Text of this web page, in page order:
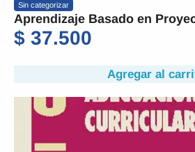
Sin categorizar
Aprendizaje Basado en
$ 37.500
Agregar al